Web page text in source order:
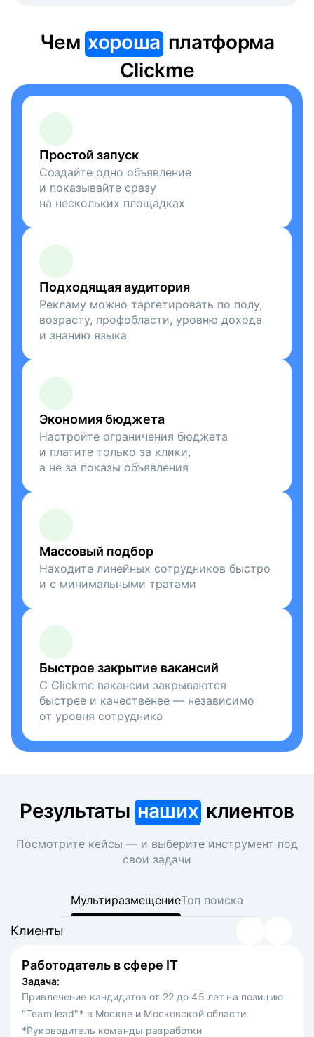
Чемхороша платформа
Clickme
Простой запуск
Создайте одно объявление
и показывайте сразу
на нескольких площадках
Подходящая аудитория
Рекламу можно таргетировать по полу,
возрасту, профобласти, уровню дохода
и знанию языка
Экономия бюджета
Настройте ограничения бюджета
и платите только за клики,
а не за показы объявления
Массовый подбор
Находите линейных сотрудников быстро
и с минимальными тратами
Быстрое закрытие вакансий
С Clickme вакансии закрываются
быстрее и качественее — независимо
от уровня сотрудника
Результатынаших клиентов
Посмотрите кейсы — и выберите инструмент под
свои задачи
МультиразмещениеТоп поиска
Работодатель в сфере IT
Задача:
Привлечение кандидатов от 22 до 45 лет на позицию
"Team lead"* в Москве и Московской области.
*Руководитель команды разработки
Клиенты
Федеральная сеть ресторанов
Задача:
Привлечение на вакансию официантов в московскую
точку известной федеральной сети ресторанов.
Клиенты